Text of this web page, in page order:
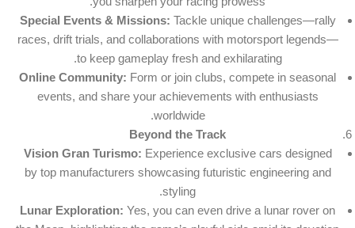
Special Events & Missions: Tackle unique challenges—rally
races, drift trials, and collaborations with motorsport legends—
to keep gameplay fresh and exhilarating.
Online Community: Form or join clubs, compete in seasonal
events, and share your achievements with enthusiasts
worldwide.
Beyond the Track
Vision Gran Turismo: Experience exclusive cars designed
by top manufacturers showcasing futuristic engineering and
styling.
Lunar Exploration: Yes, you can even drive a lunar rover on